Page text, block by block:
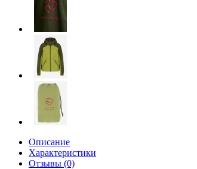
Описание
Характеристики
Отзывы (0)